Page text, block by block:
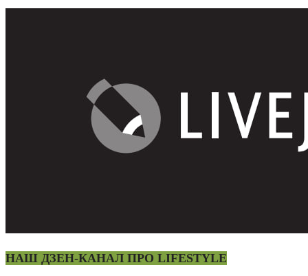
НАШ ДЗЕН-КАНАЛ ПРО LIFESTYLE